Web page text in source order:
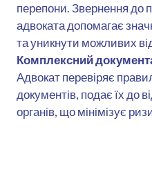
перепони. Звернення до
адвоката допомагає
та уникнути можливих
Комплексний
Адвокат перевіряє
документів, подає їх до
органів, що мінімізує